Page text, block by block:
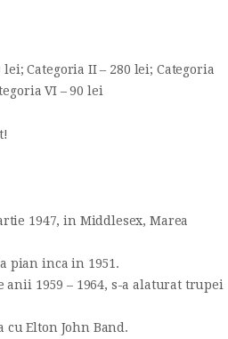
lei; Categoria II – 280 lei; Categoria
VI – 90 lei
1947, in Middlesex, Marea
pian inca in 1951.
1959 – 1964, s-a alaturat trupei
Elton John Band.